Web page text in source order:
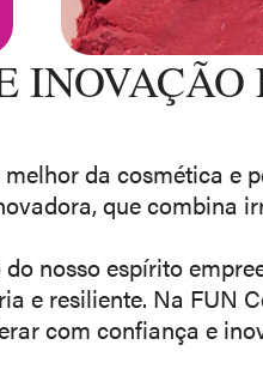
INOVAÇÃO
da cosmética e
que combina
nosso espírito
e resiliente. Na FUN
com confiança e